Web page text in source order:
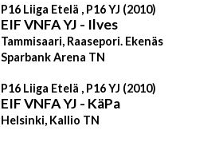
P16 Liiga Etelä , P16 YJ (2010)
EIF VNFA YJ - Ilves
Tammisaari, Raasepori. Ekenäs
Sparbank Arena TN
P16 Liiga Etelä , P16 YJ (2010)
EIF VNFA YJ - KäPa
Helsinki, Kallio TN